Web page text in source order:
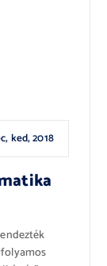
ked, 2018